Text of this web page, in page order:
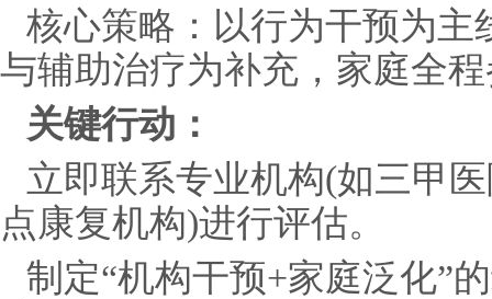
核心策略：以行为干预为
与辅助治疗为补充，家庭全
关键行动：
立即联系专业机构(如三甲
点康复机构)进行评估。
制定“机构干预+家庭泛化”